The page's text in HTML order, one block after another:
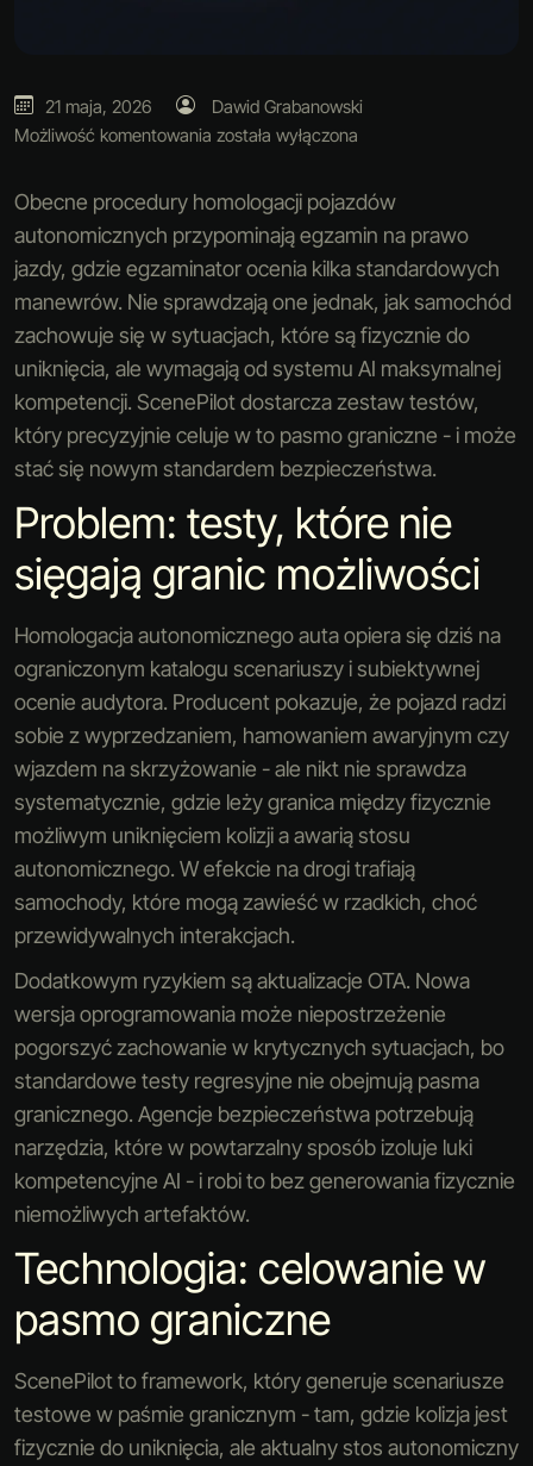
21 maja, 2026
Dawid Grabanowski
Możliwość komentowania została wyłączona
Obecne procedury homologacji pojazdów
autonomicznych przypominają egzamin na prawo
jazdy, gdzie egzaminator ocenia kilka standardowych
manewrów. Nie sprawdzają one jednak, jak samochód
zachowuje się w sytuacjach, które są fizycznie do
uniknięcia, ale wymagają od systemu AI maksymalnej
kompetencji. ScenePilot dostarcza zestaw testów,
który precyzyjnie celuje w to pasmo graniczne - i może
stać się nowym standardem bezpieczeństwa.
Problem: testy, które nie
sięgają granic możliwości
Homologacja autonomicznego auta opiera się dziś na
ograniczonym katalogu scenariuszy i subiektywnej
ocenie audytora. Producent pokazuje, że pojazd radzi
sobie z wyprzedzaniem, hamowaniem awaryjnym czy
wjazdem na skrzyżowanie - ale nikt nie sprawdza
systematycznie, gdzie leży granica między fizycznie
możliwym uniknięciem kolizji a awarią stosu
autonomicznego. W efekcie na drogi trafiają
samochody, które mogą zawieść w rzadkich, choć
przewidywalnych interakcjach.
Dodatkowym ryzykiem są aktualizacje OTA. Nowa
wersja oprogramowania może niepostrzeżenie
pogorszyć zachowanie w krytycznych sytuacjach, bo
standardowe testy regresyjne nie obejmują pasma
granicznego. Agencje bezpieczeństwa potrzebują
narzędzia, które w powtarzalny sposób izoluje luki
kompetencyjne AI - i robi to bez generowania fizycznie
niemożliwych artefaktów.
Technologia: celowanie w
pasmo graniczne
ScenePilot to framework, który generuje scenariusze
testowe w paśmie granicznym - tam, gdzie kolizja jest
fizycznie do uniknięcia, ale aktualny stos autonomiczny